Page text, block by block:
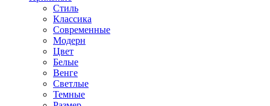
Стиль
Классика
Современные
Модерн
Цвет
Белые
Венге
Светлые
Темные